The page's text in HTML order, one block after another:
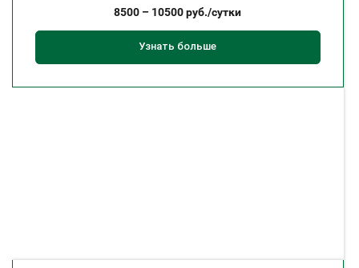
8500 – 10500руб./сутки
Узнать больше